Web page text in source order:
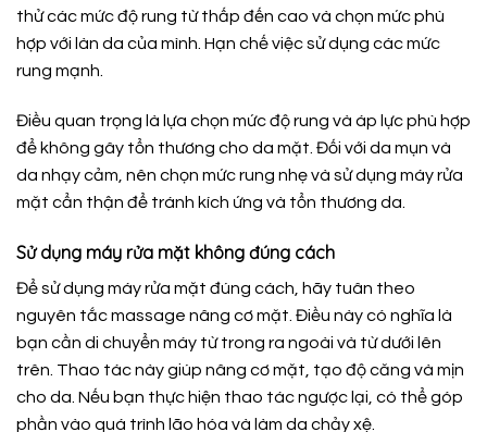
thử các mức độ rung từ thấp đến cao và chọn mức phù
hợp với làn da của mình. Hạn chế việc sử dụng các mức
rung mạnh.
Điều quan trọng là lựa chọn mức độ rung và áp lực phù hợp
để không gây tổn thương cho da mặt. Đối với da mụn và
da nhạy cảm, nên chọn mức rung nhẹ và sử dụng máy rửa
mặt cẩn thận để tránh kích ứng và tổn thương da.
Sử dụng máy rửa mặt không đúng cách
Để sử dụng máy rửa mặt đúng cách, hãy tuân theo
nguyên tắc massage nâng cơ mặt. Điều này có nghĩa là
bạn cần di chuyển máy từ trong ra ngoài và từ dưới lên
trên. Thao tác này giúp nâng cơ mặt, tạo độ căng và mịn
cho da. Nếu bạn thực hiện thao tác ngược lại, có thể góp
phần vào quá trình lão hóa và làm da chảy xệ.